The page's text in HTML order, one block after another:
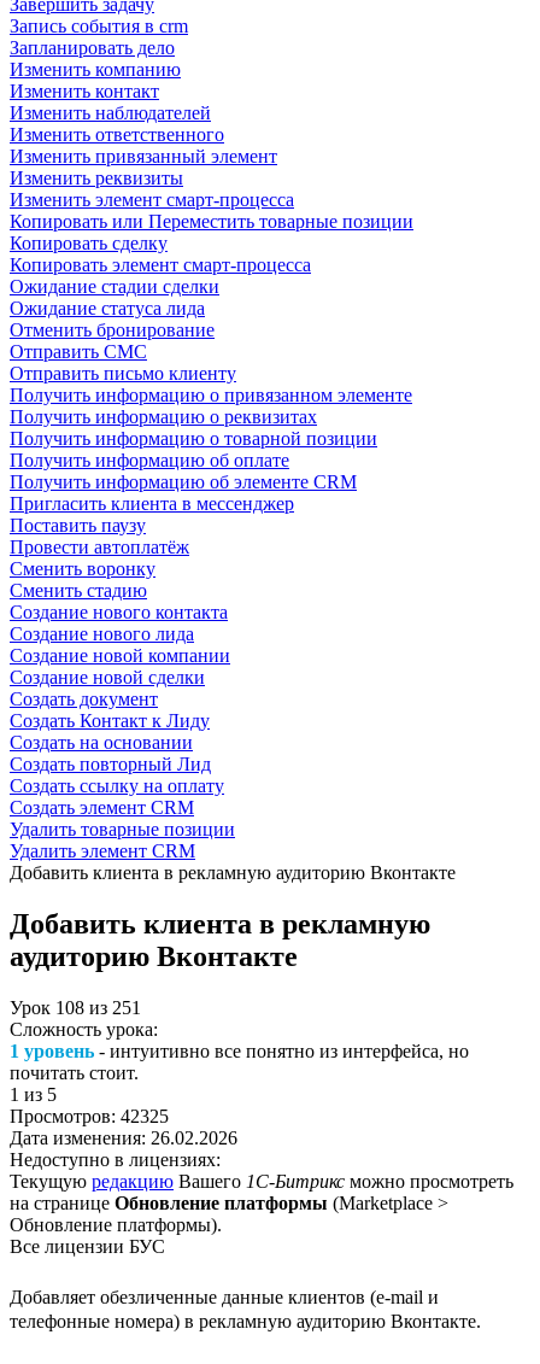
Завершить задачу
Запись события в crm
Запланировать дело
Изменить компанию
Изменить контакт
Изменить наблюдателей
Изменить ответственного
Изменить привязанный элемент
Изменить реквизиты
Изменить элемент смарт-процесса
Копировать или Переместить товарные позиции
Копировать сделку
Копировать элемент смарт-процесса
Ожидание стадии сделки
Ожидание статуса лида
Отменить бронирование
Отправить СМС
Отправить письмо клиенту
Получить информацию о привязанном элементе
Получить информацию о реквизитах
Получить информацию о товарной позиции
Получить информацию об оплате
Получить информацию об элементе CRM
Пригласить клиента в мессенджер
Поставить паузу
Провести автоплатёж
Сменить воронку
Сменить стадию
Создание нового контакта
Создание нового лида
Создание новой компании
Создание новой сделки
Создать документ
Создать Контакт к Лиду
Создать на основании
Создать повторный Лид
Создать ссылку на оплату
Создать элемент CRM
Удалить товарные позиции
Удалить элемент CRM
Добавить клиента в рекламную аудиторию Вконтакте
Добавить клиента в рекламную
аудиторию Вконтакте
Урок 108 из 251
Сложность урока:
1 уровень - интуитивно все понятно из интерфейса, но
почитать стоит.
1 из 5
Просмотров: 42325
Дата изменения: 26.02.2026
Недоступно в лицензиях:
Текущую редакцию Вашего 1С-Битрикс можно просмотреть
на странице Обновление платформы (Marketplace >
Обновление платформы).
Все лицензии БУС
Добавляет обезличенные данные клиентов (e-mail и
телефонные номера) в рекламную аудиторию Вконтакте.